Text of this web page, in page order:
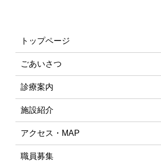
トップページ
ごあいさつ
診療案内
施設紹介
アクセス・MAP
職員募集